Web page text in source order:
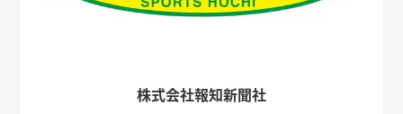
株式会社報知新聞社